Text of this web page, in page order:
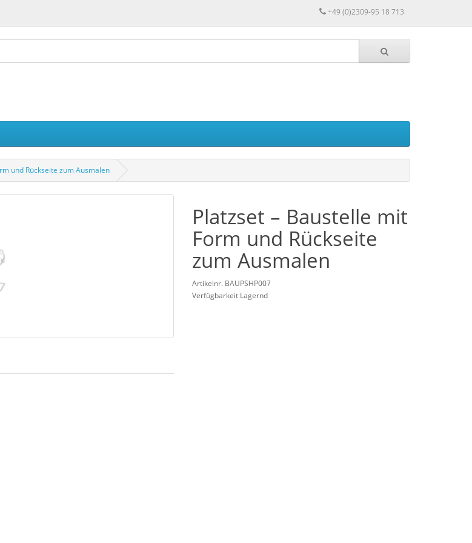
+49 (0)2309-95 18 713
und Rückseite zum Ausmalen
Platzset – Baustelle mit
Form und Rückseite
zum Ausmalen
Artikelnr. BAUPSHP007
Verfügbarkeit Lagernd